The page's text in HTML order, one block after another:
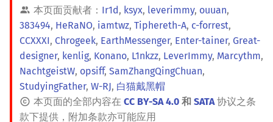
本页面贡献者： Ir1d , ksyx, leverimmy, ouuan,
383494, HeRaNO, iamtwz, Tiphereth-A, c-forrest,
CCXXXI, Chrogeek, EarthMessenger, Enter-tainer, Great-
designer, kenlig, Konano, L1nkzz, LeverImmy, Marcythm,
NachtgeistW, opsiff, SamZhangQingChuan,
StudyingFather, W-RJ, 白猫戴黑帽
本页面的全部内容在 CC BY-SA 4.0 和 SATA协议之条
款下提供，附加条款亦可能应用